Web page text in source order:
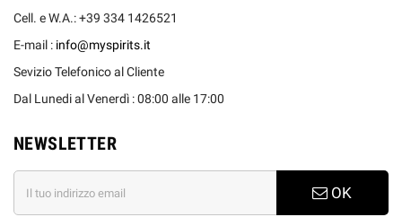
Cell. e W.A.: +39 334 1426521
E-mail : info@myspirits.it
Sevizio Telefonico al Cliente
Dal Lunedi al Venerdì : 08:00 alle 17:00
NEWSLETTER
OK